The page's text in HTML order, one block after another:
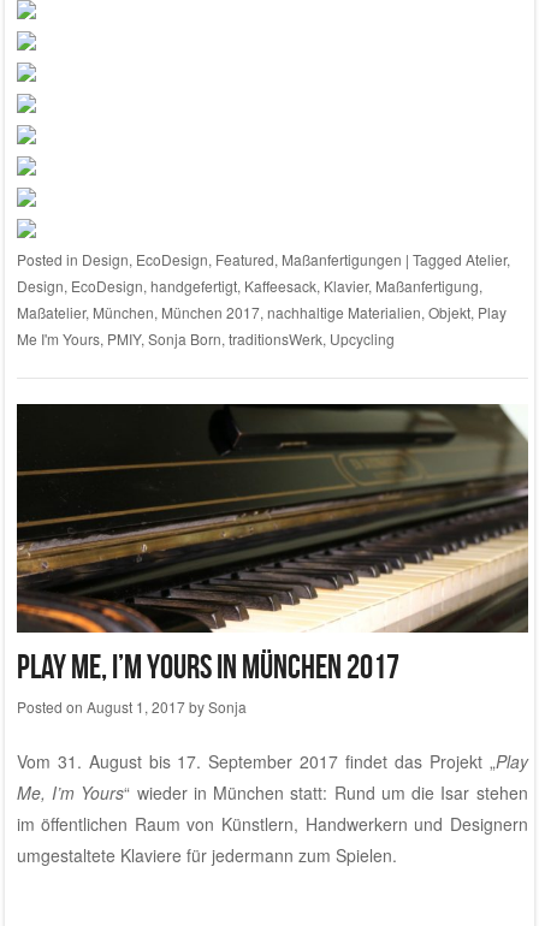
Posted in Design, EcoDesign, Featured, Maßanfertigungen | Tagged Atelier,
Design, EcoDesign, handgefertigt, Kaffeesack, Klavier, Maßanfertigung,
Maßatelier, München, München 2017, nachhaltige Materialien, Objekt, Play
Me I'm Yours, PMIY, Sonja Born, traditionsWerk, Upcycling
Play Me, I’m Yours in München 2017
Posted on August 1, 2017bySonja
Vom 31. August bis 17. September 2017 findet das Projekt „Play
Me, I’m Yours“ wieder in München statt: Rund um die Isar stehen
im öffentlichen Raum von Künstlern, Handwerkern und Designern
umgestaltete Klaviere für jedermann zum Spielen.